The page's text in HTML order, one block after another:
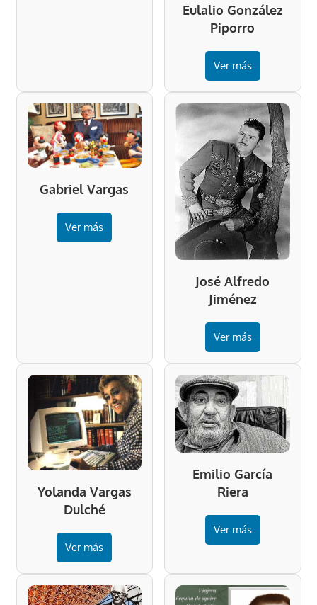
Eulalio González
Piporro
Ver más
Gabriel Vargas
Ver más
José Alfredo
Jiménez
Ver más
Yolanda Vargas
Dulché
Ver más
Emilio García
Riera
Ver más